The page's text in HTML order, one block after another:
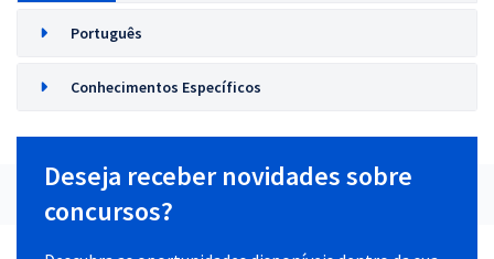
Português
Conhecimentos Específicos
Deseja receber novidades sobre
concursos?